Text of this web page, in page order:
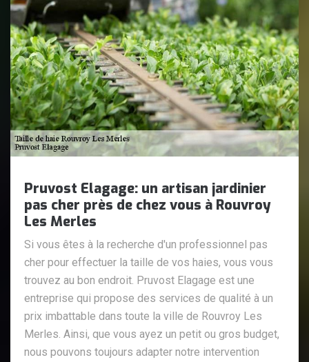
Pruvost Elagage: un artisan jardinier
pas cher près de chez vous à Rouvroy
Les Merles
Si vous êtes à la recherche d'un professionnel pas
cher pour effectuer la taille de vos haies, vous vous
trouvez au bon endroit. Pruvost Elagage est une
entreprise qui propose des services de qualité à un
prix imbattable dans toute la ville de Rouvroy Les
Merles. Ainsi, que vous ayez un petit ou gros budget,
nous pouvons toujours adapter notre intervention